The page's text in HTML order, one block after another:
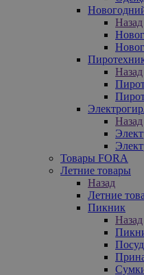
Назад
Назад
Назад
Товары FORA
Летние товары
Назад
Летние
Пикник
Назад